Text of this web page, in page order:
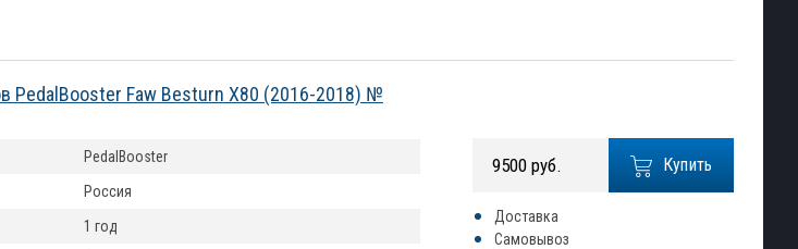
PedalBooster Faw Besturn X80 (2016-2018) №
Купить
9500 руб.
Доставка
Самовывоз
PedalBooster
Россия
1 год